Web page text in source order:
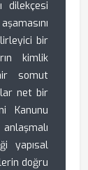
dilekçesi
bir
kimlik
somut
net bir
Kanunu
yapısal
doğru